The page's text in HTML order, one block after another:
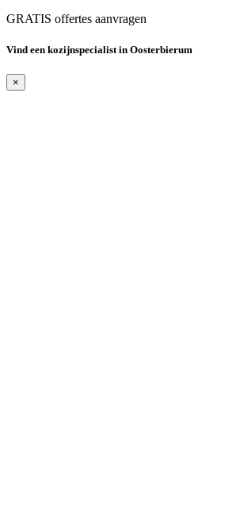
GRATIS offertes aanvragen
Vind een kozijnspecialist in Oosterbierum
×